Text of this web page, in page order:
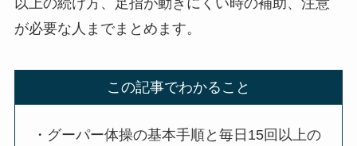
以上の続け方、足指が動きにくい時の補助、注意
が必要な人までまとめます。
この記事でわかること
・グーパー体操の基本手順と毎日15回以上の